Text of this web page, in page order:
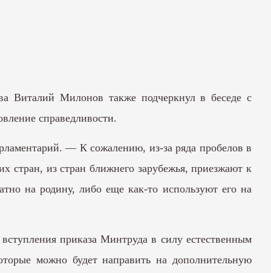
Виталий Милонов также подчеркнул в беседе с
справедливости.
— К сожалению, из-за ряда пробелов в
стран, из стран ближнего зарубежья, приезжают к
на родину, либо еще как-то используют его на
приказа Минтруда в силу естественным
можно будет направить на дополнительную